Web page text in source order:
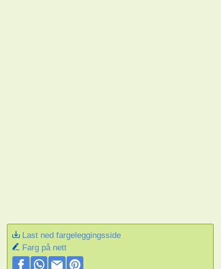
Last ned fargeleggingsside
Farg på nett